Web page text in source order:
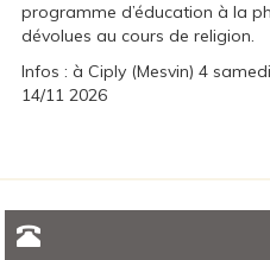
programme d’éducation à la
dévolues au cours de religion.
Infos : à Ciply (Mesvin) 4
14/11 2026